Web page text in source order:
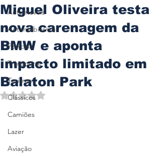
Automóveis
Automobilismo
Ferrovia
Transporte
Turismo
Clássicos
Camiões
Lazer
Aviação
Miguel Oliveira testa
nova carenagem da
BMW e aponta
impacto limitado em
Balaton Park
Avaliado com NaN de 5 estrelas.